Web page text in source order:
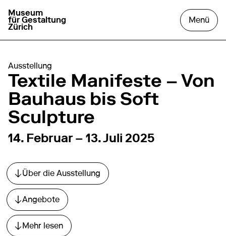
zur Startseite gehen
Museum
für Gestaltung
Zürich
Menüdas
Ausstellung
Textile Manifeste – Von
Bauhaus bis Soft
Sculpture
von14. Februar 2025bis13. Juli 2025
14. Februar – 13. Juli 2025
Über die Ausstellung
Direkt zum Abschnitt springen.
Angebote
Direkt zum Abschnitt springen.
Mehr lesen
Direkt zum Abschnitt springen.